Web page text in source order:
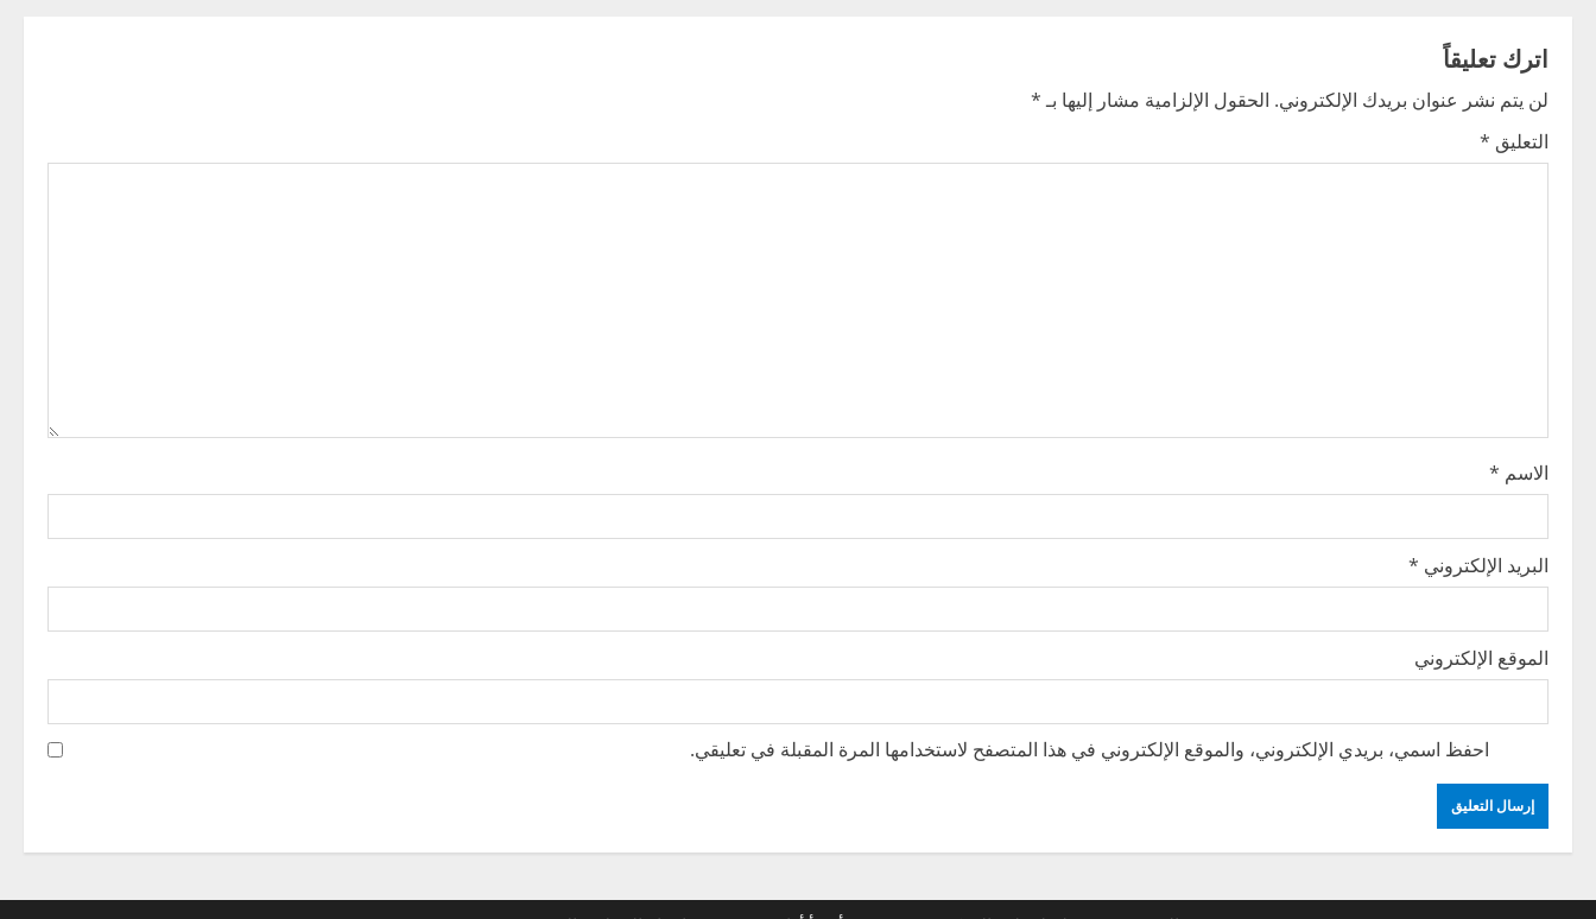
s
t
n
a
i
o
n
اترك تعليقاً
لن يتم نشر عنوان بريدك الإلكتروني. الحقول الإلزامية مشار إليها بـ*
التعليق *
الاسم *
البريد الإلكتروني *
الموقع الإلكتروني
احفظ اسمي، بريدي الإلكتروني، والموقع الإلكتروني في هذا المتصفح لاستخدامها المرة المقبلة في تعليقي.